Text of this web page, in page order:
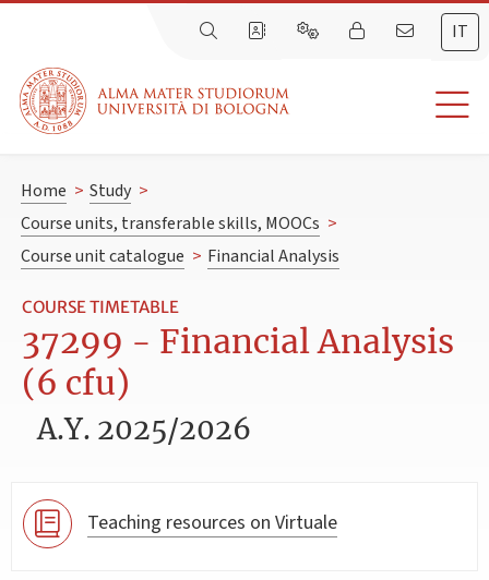
IT
Home > Study >
Course units, transferable skills, MOOCs >
Course unit catalogue > Financial Analysis
COURSE TIMETABLE
37299 - Financial Analysis
(6 cfu)
A.Y. 2025/2026
Teaching resources on Virtuale